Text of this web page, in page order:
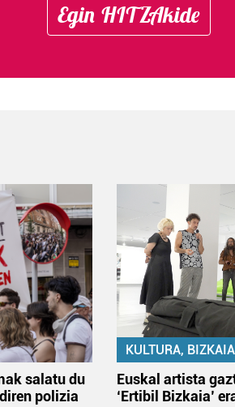
Egin HITZAkide
salatu du
polizia
KULTURA, BIZKAIA
Euskal artista
‘Ertibil Bizkaia’